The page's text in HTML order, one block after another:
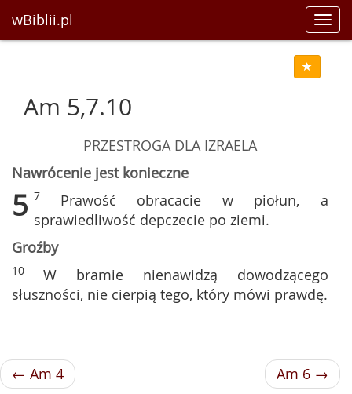
wBiblii.pl
Am 5,7.10
PRZESTROGA DLA IZRAELA
Nawrócenie jest konieczne
5 7 Prawość obracacie w piołun, a
sprawiedliwość depczecie po ziemi.
Groźby
10 W bramie nienawidzą dowodzącego
słuszności, nie cierpią tego, który mówi prawdę.
← Am 4 Am 6 →